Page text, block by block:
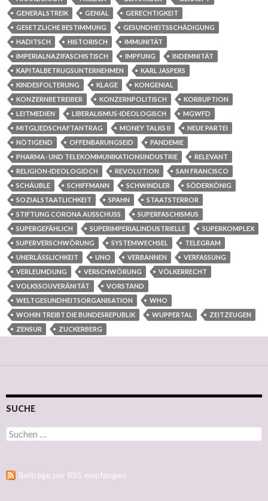
GENERALSTREIK
GENIAL
GERECHTIGKEIT
GESETZLICHE BESTIMMUNG
GESUNDHEITSSCHÄDIGUNG
HADITSCH
HISTORISCH
IMMUNITÄT
IMPERIALNAZIFASCHISTISCH
IMPFUNG
INDEMNITÄT
KAPITALBETRUGSUNTERNEHMEN
KARL JASPERS
KINDESFOLTERUNG
KLAGE
KONGENIAL
KONZERNBETREIBER
KONZERNPOLITISCH
KORRUPTION
LEITMEDIEN
LIBERALISMUS-IDEOLOGISCH
MGWFD
MITGLIEDSCHAFTANTRAG
MONEY TALKS II
NEUE PARTEI
NÖTIGEND
OFFENBARUNGSEID
PANDEMIE
PHARMA- UND TELEKOMMUNIKATIONSINDUSTRIE
RELEVANT
RELIGION-IDEOLOGIDCH
REVOLUTION
SAN FRANCISCO
SCHÄUBLE
SCHIFFMANN SCHWINDLER
SÖDERKÖNIG
SOZIALSTAATLICHKEIT
SPAHN
STAATSTERROR
STIFTUNG CORONA AUSSCHUSS
SUPERFASCHISMUS
SUPERGEFÄHLICH
SUPERIMPERIALINDUSTRIELLE
SUPERKOMPLEX
SUPERVERSCHWÖRUNG
SYSTEMWECHSEL
TELEGRAM
UNERLÄSSLICHKEIT
UNO VERBANNEN
VERFASSUNG
VERLEUMDUNG
VERSCHWÖRUNG
VÖLKERRECHT
VOLKSSOUVERÄNITÄT
VORSTAND
WELTGESUNDHEITSORGANISATION
WHO
WOHIN TREIBT DIE BUNDESREPUBLIK
WUPPERTAL
ZEITZEUGEN
ZENSUR
ZUCKERBERG
SUCHE
Suchen nach:
Beiträge per RSS empfangen